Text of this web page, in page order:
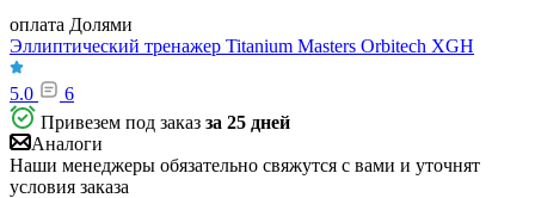
оплата Долями
Эллиптический тренажер Titanium Masters Orbitech XGH
5.0
6
Привезем под заказ за 25 дней
Аналоги
Наши менеджеры обязательно свяжутся с вами и уточнят
условия заказа